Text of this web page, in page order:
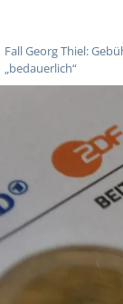
Fall Georg Thiel:
„bedauerlich“